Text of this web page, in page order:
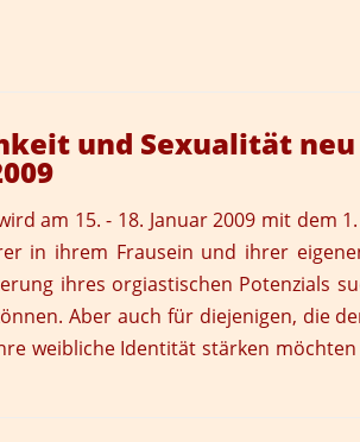
und Sexualität
am 15. - 18. Januar 2009 mit dem
in ihrem Frausein und ihrer
ihres orgiastischen Potenzials
Aber auch für diejenigen, die
weibliche Identität stärken